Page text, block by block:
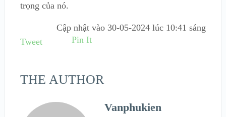
trọng của nó.
Cập nhật vào 30-05-2024 lúc 10:41 sáng
Tweet
Pin It
THE AUTHOR
Vanphukien